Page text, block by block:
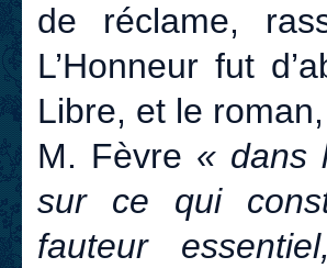
de réclame,
L’Honneur fut
Libre, et le
M. Fèvre « dans
sur ce qui
fauteur